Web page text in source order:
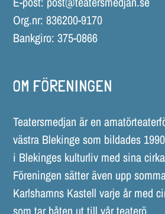
Org.nr: 836200-9170
Bankgiro: 375-0866
OM FÖRENINGEN
Teatersmedjan är en
västra Blekinge som bildades
i Blekinges kulturliv med sina
Föreningen sätter även upp
Karlshamns Kastell varje år med
som tar båten ut till vår teaterö.